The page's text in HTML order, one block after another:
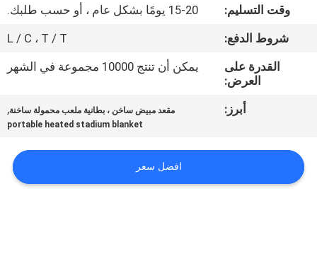
أخبار
خريطة
وقت التسليم:
15-20 يومًا بشكل عام ، أو حسب طلبك.
شروط الدفع:
L / C ، T / T
القدرة على
العرض:
يمكن أن تنتج 10000 مجموعة في الشهر
أبرز: مقعد مبيض ساخن ، بطانية ملعب محمولة ساخنة,
portable heated stadium blanket
افضل سعر